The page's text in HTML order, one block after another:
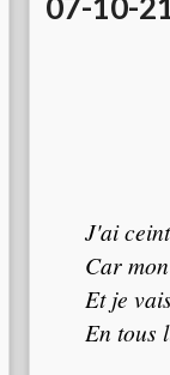
J'ai
Car
Et je
En tous